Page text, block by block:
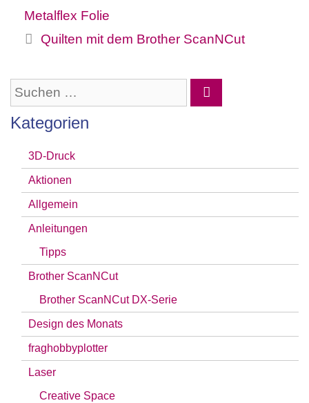
Metalflex Folie
Quilten mit dem Brother ScanNCut
Suchen
Kategorien
3D-Druck
Aktionen
Allgemein
Anleitungen
Tipps
Brother ScanNCut
Brother ScanNCut DX-Serie
Design des Monats
fraghobbyplotter
Laser
Creative Space